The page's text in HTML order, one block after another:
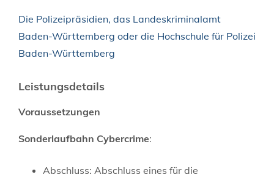
Die Polizeipräsidien, das Landeskriminalamt
Baden-Württemberg oder die Hochschule für Polizei
Baden-Württemberg
Leistungsdetails
Voraussetzungen
Sonderlaufbahn Cybercrime:
Abschluss: Abschluss eines für die